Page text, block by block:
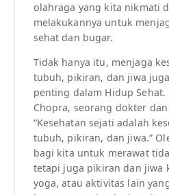
olahraga yang kita nikmati
melakukannya untuk
sehat dan bugar.
Tidak hanya itu, menjaga
tubuh, pikiran, dan jiwa
penting dalam Hidup
Chopra, seorang dokter
“Kesehatan sejati adalah
tubuh, pikiran, dan jiwa.”
bagi kita untuk merawat
tetapi juga pikiran dan jiwa
yoga, atau aktivitas lain